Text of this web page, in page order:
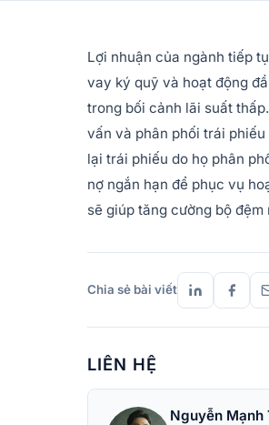
Lợi nhuận của ngành tiếp
vay ký quỹ và hoạt động
trong bối cảnh lãi suất
vấn và phân phối trái
lại trái phiếu do họ phân
nợ ngắn hạn để phục vụ
sẽ giúp tăng cường bộ
Chia sẻ bài viết
LIÊN HỆ
Nguyễn Mạnh